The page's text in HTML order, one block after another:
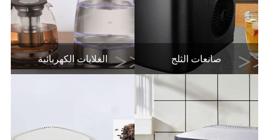
صانعات الثلج الغلايات الكهربائية